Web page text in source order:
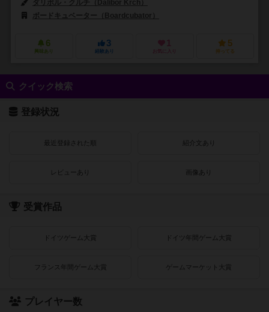
ダリボル・クルチ（Dalibor Krch）
ボードキュベーター（Boardcubator）
6
興味あり
3
経験あり
1
お気に入り
5
持ってる
クイック検索
登録状況
最近登録された順 紹介文あり
レビューあり 画像あり
受賞作品
ドイツゲーム大賞 ドイツ年間ゲーム大賞
フランス年間ゲーム大賞 ゲームマーケット大賞
プレイヤー数